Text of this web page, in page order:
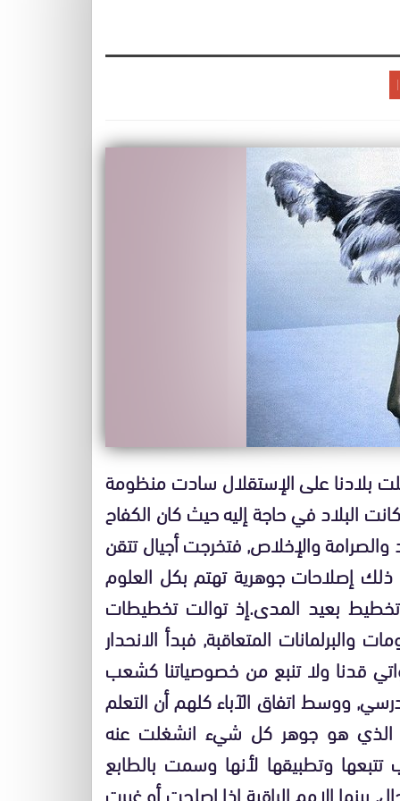
بلادنا على الإستقلال سادت منظومة
البلاد في حاجة إليه حيث كان الكفاح
والإخلاص, فتخرجت أجيال تتقن
ذلك إصلاحات جوهرية تهتم بكل العلوم
بعيد المدى.إذ توالت تخطيطات
المتعاقبة, فبدأ الانحدار
قدنا ولا تنبع من خصوصياتنا كشعب
ووسط اتفاق الآباء كلهم أن التعلم
الذي هو جوهر كل شيء انشغلت عنه
وتطبيقها لأنها وسمت بالطابع
بينما الامم الراقية إذا اصلحت أو غيرت